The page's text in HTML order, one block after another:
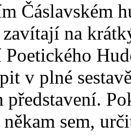
Čáslavském
na
v plné
představení.
někam sem,